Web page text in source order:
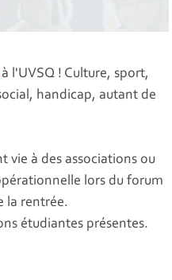
l'UVSQ ! Culture, sport,
handicap, autant de
vie à des associations ou
lors du forum
la rentrée.
étudiantes présentes.